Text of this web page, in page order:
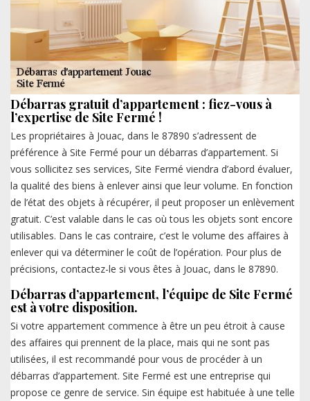
Débarras gratuit d’appartement : fiez-vous à
l’expertise de Site Fermé !
Les propriétaires à Jouac, dans le 87890 s’adressent de
préférence à Site Fermé pour un débarras d’appartement. Si
vous sollicitez ses services, Site Fermé viendra d’abord évaluer,
la qualité des biens à enlever ainsi que leur volume. En fonction
de l’état des objets à récupérer, il peut proposer un enlèvement
gratuit. C’est valable dans le cas où tous les objets sont encore
utilisables. Dans le cas contraire, c’est le volume des affaires à
enlever qui va déterminer le coût de l’opération. Pour plus de
précisions, contactez-le si vous êtes à Jouac, dans le 87890.
Débarras d’appartement, l’équipe de Site Fermé
est à votre disposition.
Si votre appartement commence à être un peu étroit à cause
des affaires qui prennent de la place, mais qui ne sont pas
utilisées, il est recommandé pour vous de procéder à un
débarras d’appartement. Site Fermé est une entreprise qui
propose ce genre de service. Sin équipe est habituée à une telle